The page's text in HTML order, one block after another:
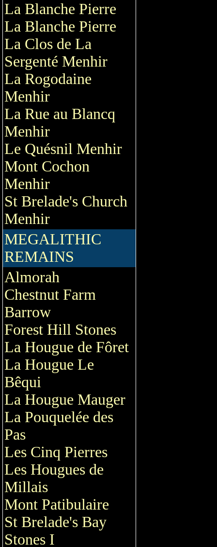
La Blanche Pierre
La Blanche Pierre
La Clos de La
Sergenté Menhir
La Rogodaine
Menhir
La Rue au Blancq
Menhir
Le Quésnil Menhir
Mont Cochon
Menhir
St Brelade's Church
Menhir
MEGALITHIC
REMAINS
Almorah
Chestnut Farm
Barrow
Forest Hill Stones
La Hougue de Fôret
La Hougue Le
Bêqui
La Hougue Mauger
La Pouquelée des
Pas
Les Cinq Pierres
Les Hougues de
Millais
Mont Patibulaire
St Brelade's Bay
Stones I